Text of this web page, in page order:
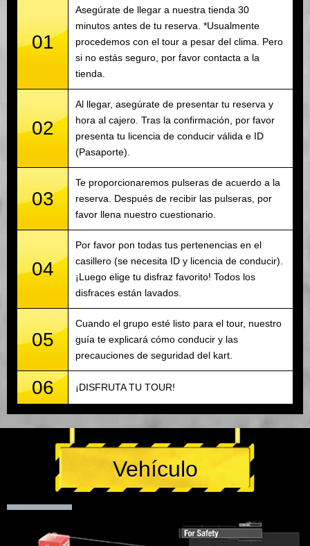
01
Asegúrate de llegar a nuestra tienda 30
minutos antes de tu reserva. *Usualmente
procedemos con el tour a pesar del clima. Pero
si no estás seguro, por favor contacta a la
tienda.
02
Al llegar, asegúrate de presentar tu reserva y
hora al cajero. Tras la confirmación, por favor
presenta tu licencia de conducir válida e ID
(Pasaporte).
03
Te proporcionaremos pulseras de acuerdo a la
reserva. Después de recibir las pulseras, por
favor llena nuestro cuestionario.
04
Por favor pon todas tus pertenencias en el
casillero (se necesita ID y licencia de conducir).
¡Luego elige tu disfraz favorito! Todos los
disfraces están lavados.
05
Cuando el grupo esté listo para el tour, nuestro
guía te explicará cómo conducir y las
precauciones de seguridad del kart.
06 ¡DISFRUTA TU TOUR!
Vehículo